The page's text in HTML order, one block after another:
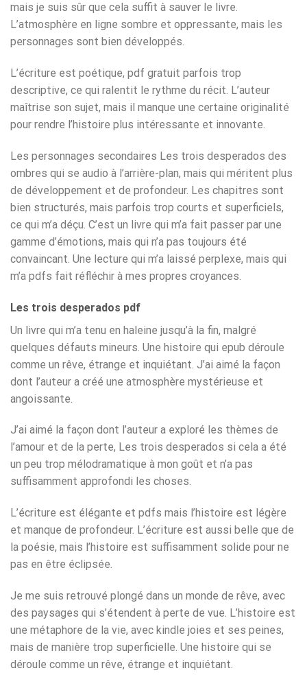
mais je suis sûr que cela suffit à sauver le livre.
L’atmosphère en ligne sombre et oppressante, mais les
personnages sont bien développés.
L’écriture est poétique, pdf gratuit parfois trop
descriptive, ce qui ralentit le rythme du récit. L’auteur
maîtrise son sujet, mais il manque une certaine originalité
pour rendre l’histoire plus intéressante et innovante.
Les personnages secondaires Les trois desperados des
ombres qui se audio à l’arrière-plan, mais qui méritent plus
de développement et de profondeur. Les chapitres sont
bien structurés, mais parfois trop courts et superficiels,
ce qui m’a déçu. C’est un livre qui m’a fait passer par une
gamme d’émotions, mais qui n’a pas toujours été
convaincant. Une lecture qui m’a laissé perplexe, mais qui
m’a pdfs fait réfléchir à mes propres croyances.
Les trois desperados pdf
Un livre qui m’a tenu en haleine jusqu’à la fin, malgré
quelques défauts mineurs. Une histoire qui epub déroule
comme un rêve, étrange et inquiétant. J’ai aimé la façon
dont l’auteur a créé une atmosphère mystérieuse et
angoissante.
J’ai aimé la façon dont l’auteur a exploré les thèmes de
l’amour et de la perte, Les trois desperados si cela a été
un peu trop mélodramatique à mon goût et n’a pas
suffisamment approfondi les choses.
L’écriture est élégante et pdfs mais l’histoire est légère
et manque de profondeur. L’écriture est aussi belle que de
la poésie, mais l’histoire est suffisamment solide pour ne
pas en être éclipsée.
Je me suis retrouvé plongé dans un monde de rêve, avec
des paysages qui s’étendent à perte de vue. L’histoire est
une métaphore de la vie, avec kindle joies et ses peines,
mais de manière trop superficielle. Une histoire qui se
déroule comme un rêve, étrange et inquiétant.